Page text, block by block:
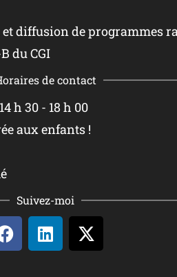
et diffusion de programmes
du CGI
de contact
h 30 - 18 h 00
aux enfants !
Suivez-moi